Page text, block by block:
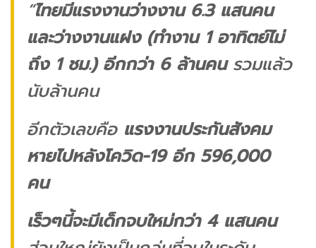
“ไทยมีแรงงานว่างงาน 6.3 แสนคน
และว่างงานแฝง (ทำงาน 1 อาทิตย์ไม่
ถึง 1 ชม.) อีกกว่า 6 ล้านคนรวมแล้ว
นับล้านคน
อีกตัวเลขคือ แรงงานประกันสังคม
หายไปหลังโควิด-19 อีก 596,000
คน
เร็วๆนี้จะมีเด็กจบใหม่กว่า 4 แสนคน